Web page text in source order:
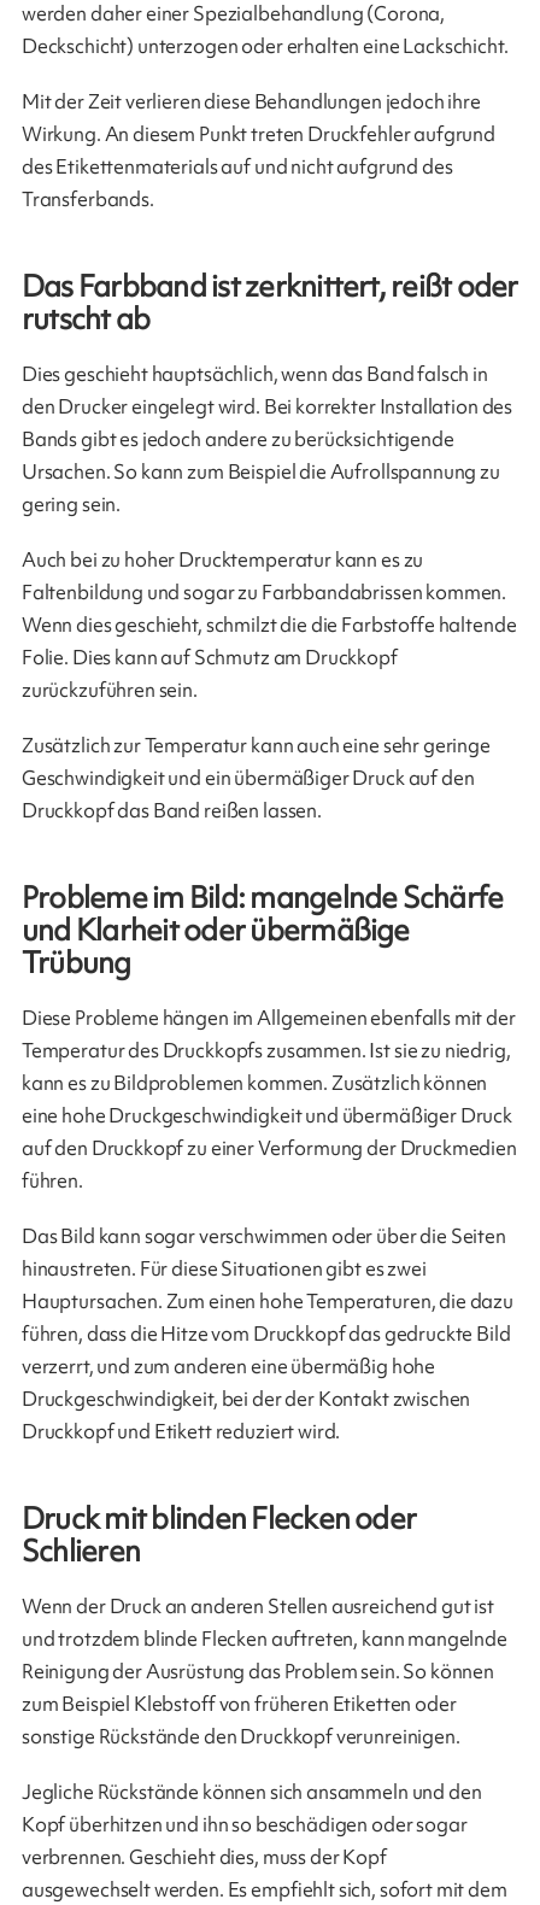
werden daher einer Spezialbehandlung (Corona,
Deckschicht) unterzogen oder erhalten eine Lackschicht.
Mit der Zeit verlieren diese Behandlungen jedoch ihre
Wirkung. An diesem Punkt treten Druckfehler aufgrund
des Etikettenmaterials auf und nicht aufgrund des
Transferbands.
Das Farbband ist zerknittert, reißt oder
rutscht ab
Dies geschieht hauptsächlich, wenn das Band falsch in
den Drucker eingelegt wird. Bei korrekter Installation des
Bands gibt es jedoch andere zu berücksichtigende
Ursachen. So kann zum Beispiel die Aufrollspannung zu
gering sein.
Auch bei zu hoher Drucktemperatur kann es zu
Faltenbildung und sogar zu Farbbandabrissen kommen.
Wenn dies geschieht, schmilzt die die Farbstoffe haltende
Folie. Dies kann auf Schmutz am Druckkopf
zurückzuführen sein.
Zusätzlich zur Temperatur kann auch eine sehr geringe
Geschwindigkeit und ein übermäßiger Druck auf den
Druckkopf das Band reißen lassen.
Probleme im Bild: mangelnde Schärfe
und Klarheit oder übermäßige
Trübung
Diese Probleme hängen im Allgemeinen ebenfalls mit der
Temperatur des Druckkopfs zusammen. Ist sie zu niedrig,
kann es zu Bildproblemen kommen. Zusätzlich können
eine hohe Druckgeschwindigkeit und übermäßiger Druck
auf den Druckkopf zu einer Verformung der Druckmedien
führen.
Das Bild kann sogar verschwimmen oder über die Seiten
hinaustreten. Für diese Situationen gibt es zwei
Hauptursachen. Zum einen hohe Temperaturen, die dazu
führen, dass die Hitze vom Druckkopf das gedruckte Bild
verzerrt, und zum anderen eine übermäßig hohe
Druckgeschwindigkeit, bei der der Kontakt zwischen
Druckkopf und Etikett reduziert wird.
Druck mit blinden Flecken oder
Schlieren
Wenn der Druck an anderen Stellen ausreichend gut ist
und trotzdem blinde Flecken auftreten, kann mangelnde
Reinigung der Ausrüstung das Problem sein. So können
zum Beispiel Klebstoff von früheren Etiketten oder
sonstige Rückstände den Druckkopf verunreinigen.
Jegliche Rückstände können sich ansammeln und den
Kopf überhitzen und ihn so beschädigen oder sogar
verbrennen. Geschieht dies, muss der Kopf
ausgewechselt werden. Es empfiehlt sich, sofort mit dem